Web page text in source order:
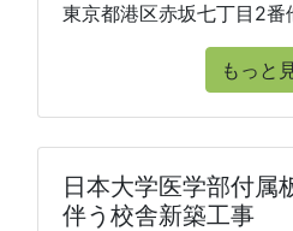
東京都港区赤坂七丁目2番
もっと
日本大学医学部付属
伴う校舎新築工事